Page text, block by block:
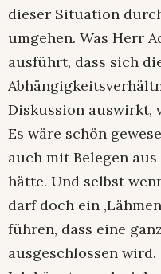
dieser Situation
umgehen. Was Herr
ausführt, dass sich
Diskussion auswirkt,
Es wäre schön
auch mit Belegen
hätte. Und selbst
darf doch ein
führen, dass eine
ausgeschlossen wird.